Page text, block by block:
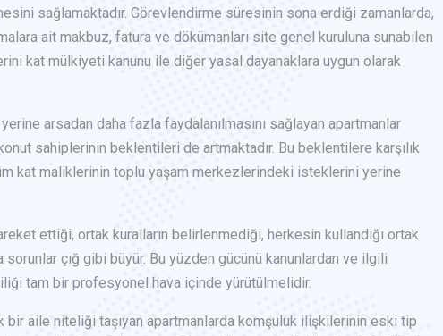
sağlamaktadır. Görevlendirme süresinin sona erdiği zamanlarda,
ait makbuz, fatura ve dökümanları site genel kuruluna sunabilen
kat mülkiyeti kanunu ile diğer yasal dayanaklara uygun olarak
arsadan daha fazla faydalanılmasını sağlayan apartmanlar
sahiplerinin beklentileri de artmaktadır. Bu beklentilere karşılık
kat maliklerinin toplu yaşam merkezlerindeki isteklerini yerine
ettiği, ortak kuralların belirlenmediği, herkesin kullandığı ortak
çığ gibi büyür. Bu yüzden gücünü kanunlardan ve ilgili
tam bir profesyonel hava içinde yürütülmelidir.
bir aile niteliği taşıyan apartmanlarda komşuluk ilişkilerinin eski tip